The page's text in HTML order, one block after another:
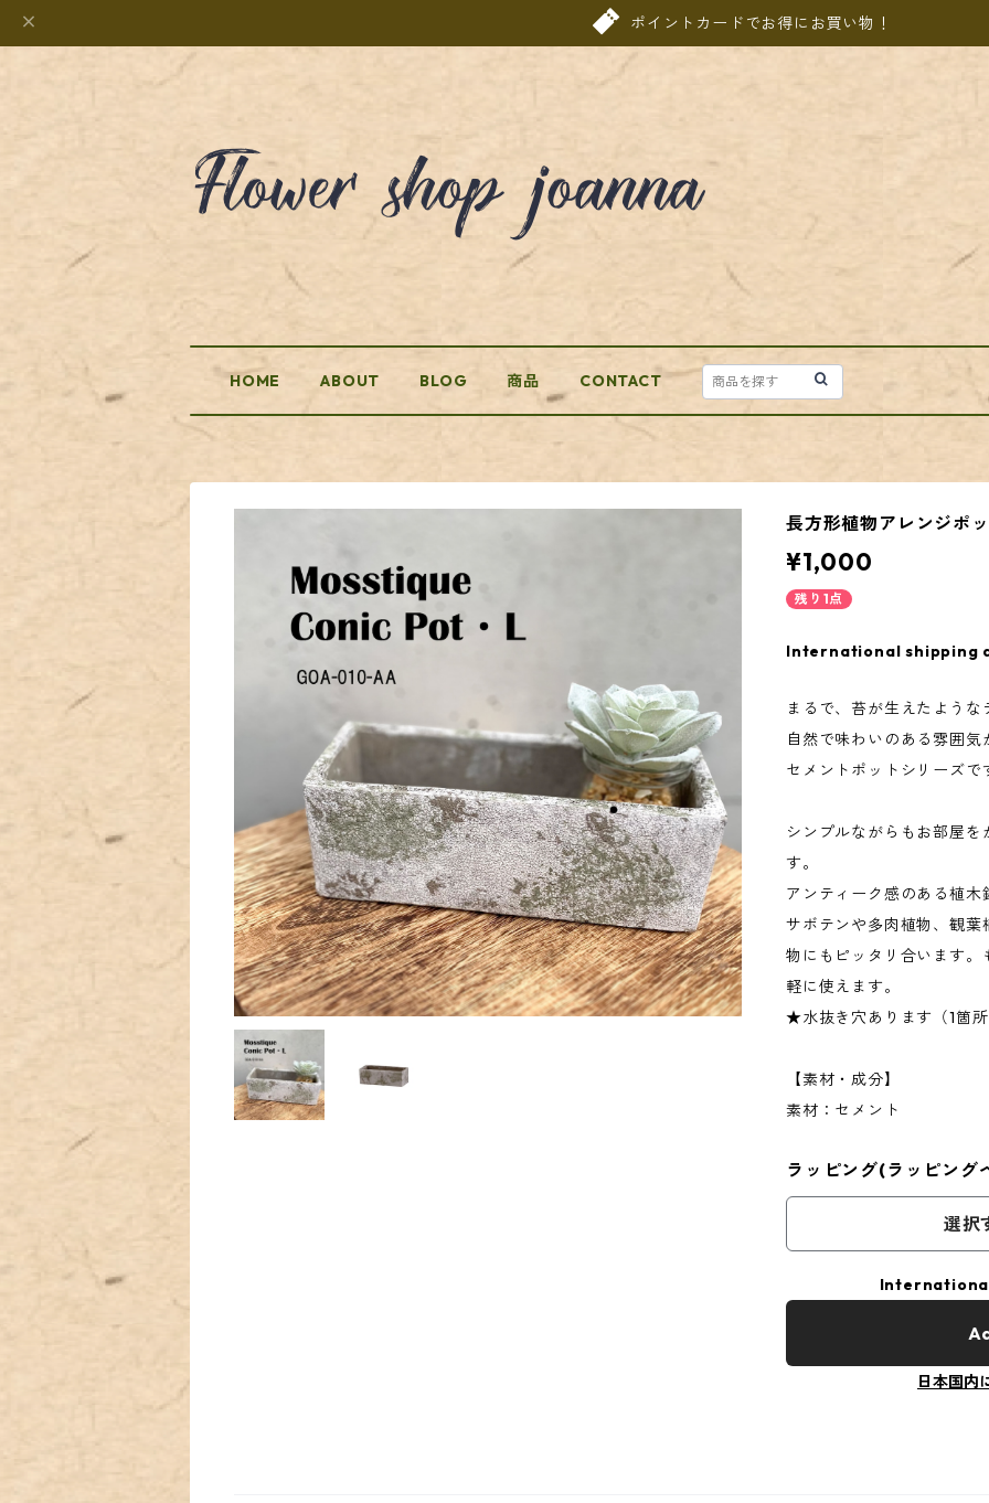
ポイントカードでお得にお買い物！
HOME ABOUT BLOG 商品 CONTACT
長方形植物アレンジポ
¥1,000
残り1点
International shipping
まるで、苔が生えたような
自然で味わいのある雰囲
セメントポットシリーズで
シンプルながらもお部屋
す。
アンティーク感のある植木
サボテンや多肉植物、観
物にもピッタリ合います
軽に使えます。
★水抜き穴あります（1箇
【素材・成分】
素材：セメント
ラッピング(ラッピング
選択
日本国内